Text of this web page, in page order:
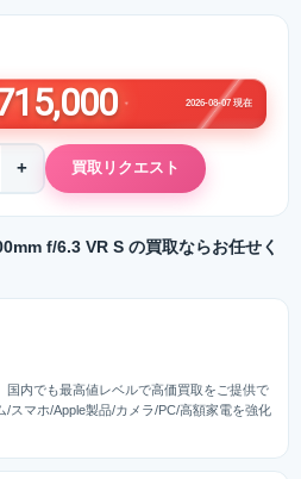
2026-08-07 現在
+ 買取リクエスト
f/6.3 VR S の買取ならお任せく
国内でも最高値レベルで高価買取をご提供で
/スマホ/Apple製品/カメラ/PC/高額家電を強化